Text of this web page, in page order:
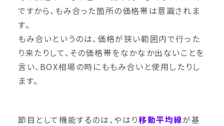
ですから、もみ合った箇所の価格帯は意識されま
す。
もみ合いというのは、価格が狭い範囲内で行った
り来たりして、その価格帯をなかなか出ないことを
言い、BOX相場の時にももみ合いと使用したりし
ます。
節目として機能するのは、やはり移動平均線が基